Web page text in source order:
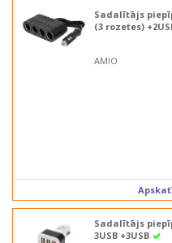
Sadalītājs
(3 rozetes)
AMIO
Sadalītājs
3USB +3USB